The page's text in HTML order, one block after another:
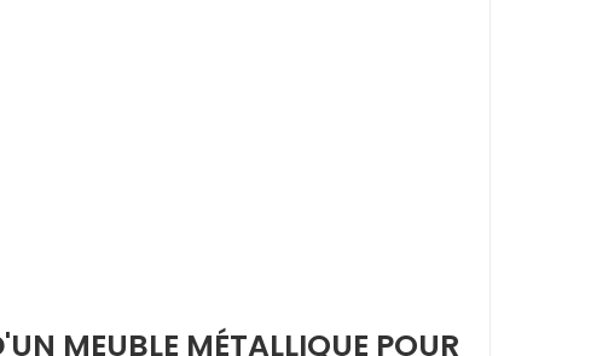
MEUBLE MÉTALLIQUE POUR